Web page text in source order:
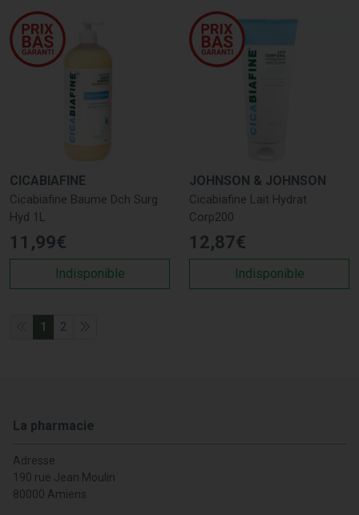
CICABIAFINE
Cicabiafine Baume Dch Surg
Hyd 1L
11 ,99€
Indisponible
JOHNSON & JOHNSON
Cicabiafine Lait Hydrat
Corp200
12,87€
Indisponible
1 2
La pharmacie
Adresse
190 rue Jean Moulin
80000 Amiens